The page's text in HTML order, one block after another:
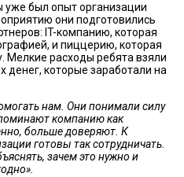
уже был опыт организации
они подготовились
IT-компанию, которая
и пиццерию, которая
Мелкие расходы ребята взяли
денег, которые заработали на
нам. Они понимали силу
компанию как
больше доверяют. К
готовы так сотрудничать.
зачем это нужно и